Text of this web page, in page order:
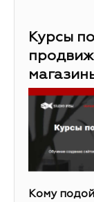
Курсы
Кому